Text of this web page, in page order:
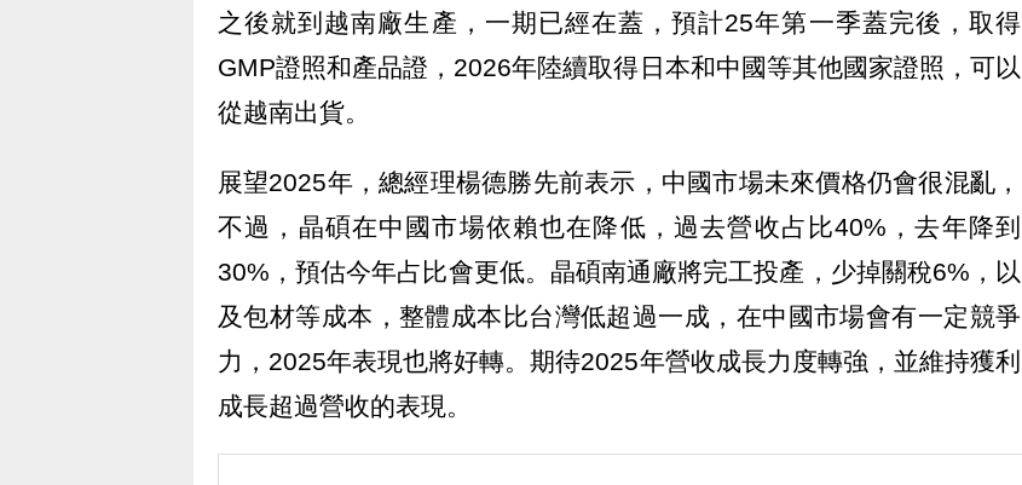
之後就到越南廠生產，一期已經在蓋，預計25年第一季蓋完後，取得
GMP證照和產品證，2026年陸續取得日本和中國等其他國家證照，可以
從越南出貨。
展望2025年，總經理楊德勝先前表示，中國市場未來價格仍會很混亂，
不過，晶碩在中國市場依賴也在降低，過去營收占比40%，去年降到
30%，預估今年占比會更低。晶碩南通廠將完工投產，少掉關稅6%，以
及包材等成本，整體成本比台灣低超過一成，在中國市場會有一定競爭
力，2025年表現也將好轉。期待2025年營收成長力度轉強，並維持獲利
成長超過營收的表現。